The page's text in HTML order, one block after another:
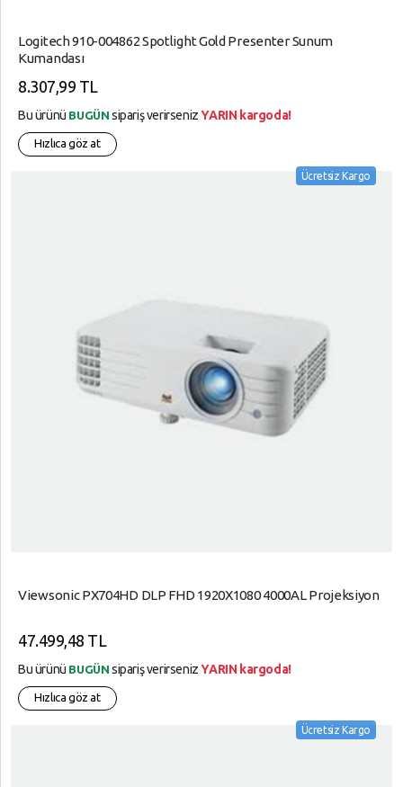
Logitech 910-004862 Spotlight Gold Presenter Sunum
Kumandası
8.307,99 TL
Bu ürünü BUGÜN sipariş verirsenizYARIN kargoda!
Hızlıca göz at
Ücretsiz Kargo
Viewsonic PX704HD DLP FHD 1920X1080 4000AL Projeksiyon
47.499,48 TL
Bu ürünü BUGÜN sipariş verirsenizYARIN kargoda!
Hızlıca göz at
Ücretsiz Kargo